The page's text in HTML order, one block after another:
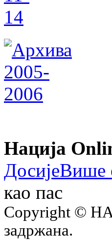
Нација
ДосијеВише
као пас
Copyright ©
задржана.